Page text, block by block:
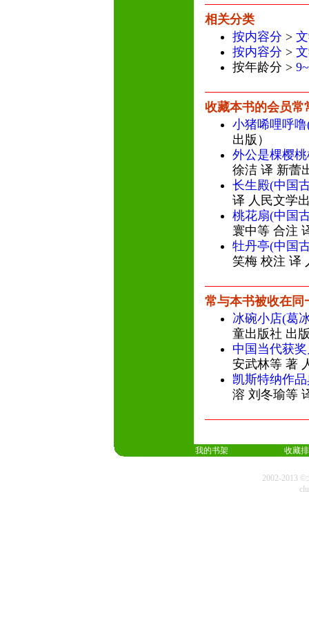
相关分类
按内容分 >
按内容分 >
按年龄分 >
收藏本书的会员常
小猪唏哩呼
出版）
外公是棵樱
徐洁 译 新蕾
长生殿(中国
译 人民文学
桃花扇(中国
寰中等 合注
牡丹亭(中国
笑梅 校注 译
常与本书被收在同
冰碗小店(葛
童出版社 出
中国当代获
安武林等 著
凯斯特纳作
溶 刘冬瑜等
我的书架 收藏
2002-2013